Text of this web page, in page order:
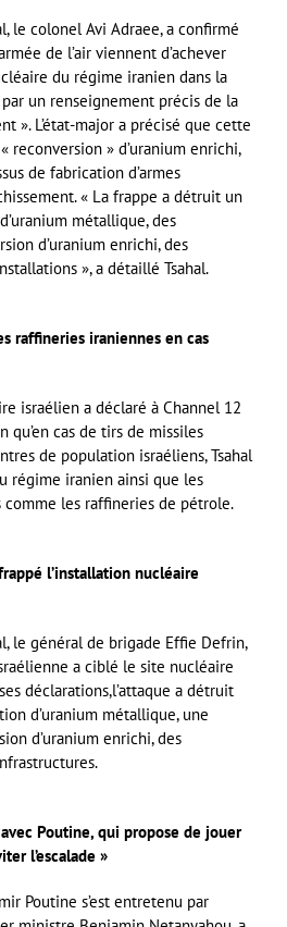
le colonel Avi Adraee, a confirmé
de l’air viennent d’achever
du régime iranien dans la
par un renseignement précis de la
». L’état-major a précisé que cette
» d’uranium enrichi,
de fabrication d’armes
« La frappe a détruit un
métallique, des
d’uranium enrichi, des
», a détaillé Tsahal.
raffineries iraniennes en cas
israélien a déclaré à Channel 12
qu’en cas de tirs de missiles
de population israéliens, Tsahal
régime iranien ainsi que les
les raffineries de pétrole.
l’installation nucléaire
le général de brigade Effie Defrin,
a ciblé le site nucléaire
déclarations,l’attaque a détruit
d’uranium métallique, une
d’uranium enrichi, des
Poutine, qui propose de jouer
l’escalade »
Poutine s’est entretenu par